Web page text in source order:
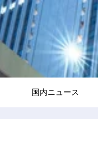
国内ニュース